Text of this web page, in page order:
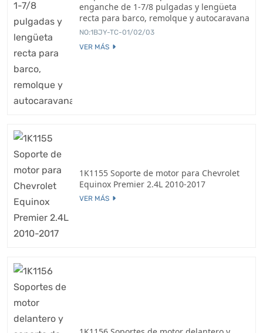
enganche de 1-7/8 pulgadas y lengüeta
recta para barco, remolque y autocaravana
NO:1BJY-TC-01/02/03
VER MÁS
1K1155 Soporte de motor para Chevrolet
Equinox Premier 2.4L 2010-2017
VER MÁS